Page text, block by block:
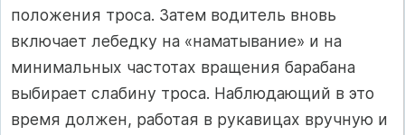
положения троса. Затем водитель вновь
включает лебедку на «наматывание» и на
минимальных частотах вращения барабана
выбирает слабину троса. Наблюдающий в это
время должен, работая в рукавицах вручную и